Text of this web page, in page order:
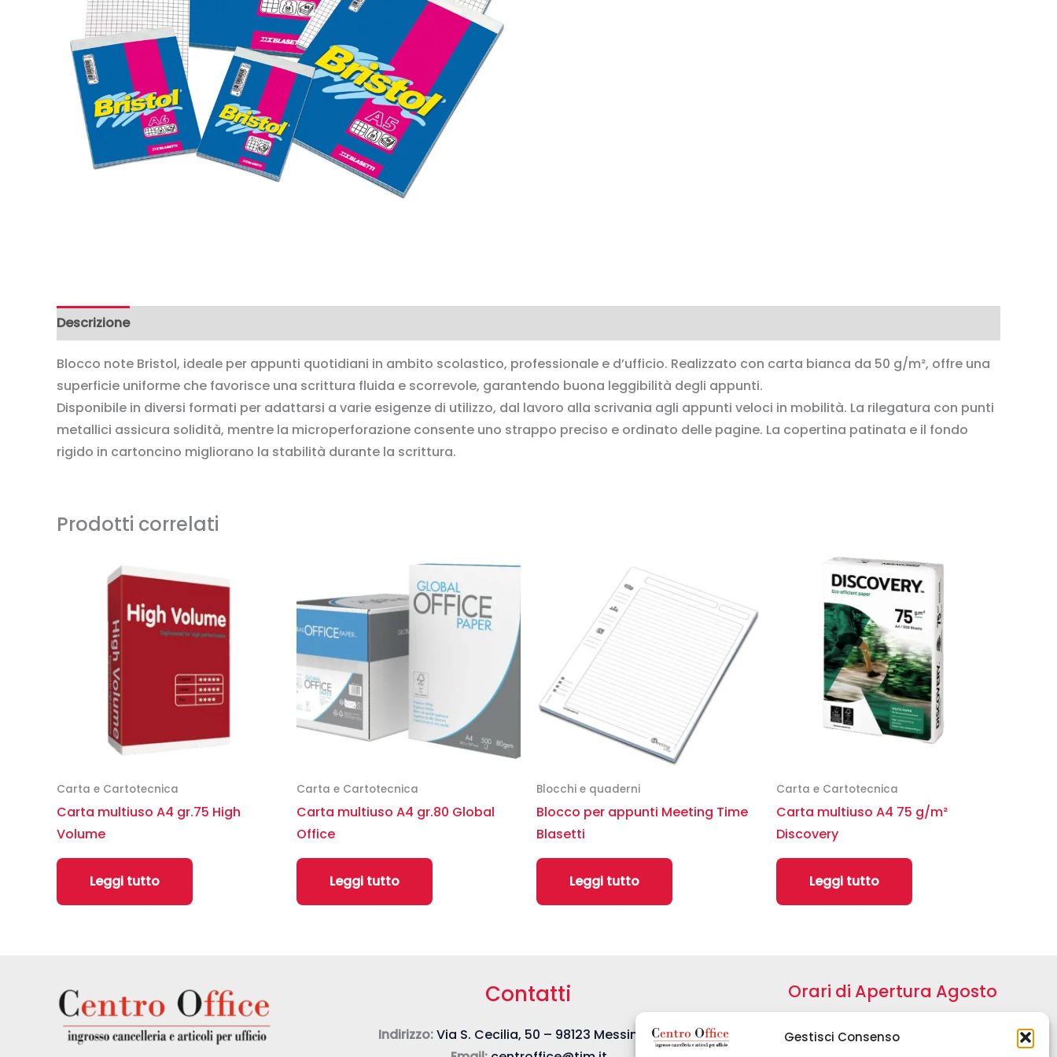
Gestisci Consenso
Descrizione
Blocco note Bristol, ideale per appunti quotidiani in ambito scolastico, professionale e d’ufficio. Realizzato con carta bianca da 50 g/m², offre una
superficie uniforme che favorisce una scrittura fluida e scorrevole, garantendo buona leggibilità degli appunti.
Disponibile in diversi formati per adattarsi a varie esigenze di utilizzo, dal lavoro alla scrivania agli appunti veloci in mobilità. La rilegatura con punti
metallici assicura solidità, mentre la microperforazione consente uno strappo preciso e ordinato delle pagine. La copertina patinata e il fondo
rigido in cartoncino migliorano la stabilità durante la scrittura.
Prodotti correlati
Carta e Cartotecnica
Carta multiuso A4 gr.75 High
Volume
Leggi tutto
Carta e Cartotecnica
Carta multiuso A4 gr.80 Global
Office
Leggi tutto
Blocchi e quaderni
Blocco per appunti Meeting Time
Blasetti
Leggi tutto
Carta e Cartotecnica
Carta multiuso A4 75 g/m²
Discovery
Leggi tutto
Contatti
Indirizzo:Via S. Cecilia, 50 – 98123 Messina (ME)
Orari di Apertura Agosto